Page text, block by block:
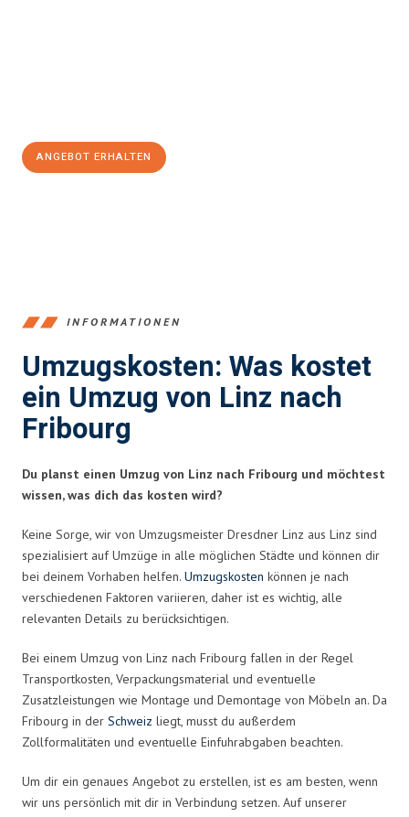
ANGEBOT ERHALTEN
INFORMATIONEN
Umzugskosten: Was kostet
ein Umzug von Linz nach
Fribourg
Du planst einen Umzug von Linz nach Fribourg und möchtest
wissen, was dich das kosten wird?
Keine Sorge, wir von Umzugsmeister Dresdner Linz aus Linz sind
spezialisiert auf Umzüge in alle möglichen Städte und können dir
bei deinem Vorhaben helfen. Umzugskosten können je nach
verschiedenen Faktoren variieren, daher ist es wichtig, alle
relevanten Details zu berücksichtigen.
Bei einem Umzug von Linz nach Fribourg fallen in der Regel
Transportkosten, Verpackungsmaterial und eventuelle
Zusatzleistungen wie Montage und Demontage von Möbeln an. Da
Fribourg in der Schweiz liegt, musst du außerdem
Zollformalitäten und eventuelle Einfuhrabgaben beachten.
Um dir ein genaues Angebot zu erstellen, ist es am besten, wenn
wir uns persönlich mit dir in Verbindung setzen. Auf unserer